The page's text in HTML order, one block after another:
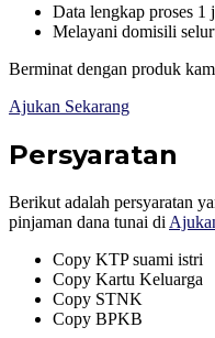
Data lengkap proses 1
Melayani domisili
Berminat dengan produk
Ajukan Sekarang
Persyaratan
Berikut adalah persyaratan
pinjaman dana tunai di
Copy KTP suami istri
Copy Kartu Keluarga
Copy STNK
Copy BPKB